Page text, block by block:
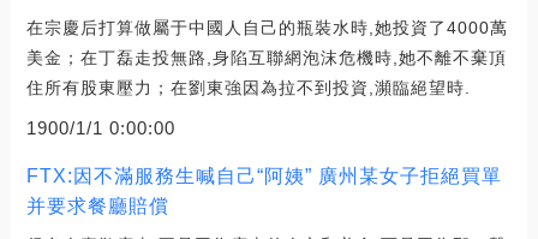
在宗慶后打算做屬于中國人自己的瓶裝水時,她投資了4000萬
美金；在丁磊走投無路,身陷互聯網泡沫危機時,她不離不棄頂
住所有股東壓力；在劉東強因為拉不到投資,瀕臨絕望時.
1900/1/1 0:00:00
FTX:因不滿服務生喊自己“阿姨” 廣州某女子拒絕買單
并要求餐廳賠償